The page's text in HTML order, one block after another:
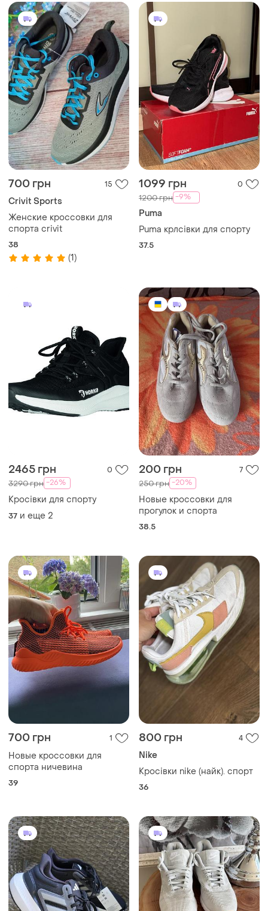
700 грн 15
Crivit Sports
Женские кроссовки для
спорта crivit
38
(1)
1099 грн 0
1200 грн -9%
Puma
Puma крлсівки для спорту
37.5
2465 грн 0
3290 грн -26%
Кросівки для спорту
37 и еще 2
200 грн 7
250 грн -20%
Новые кроссовки для
прогулок и спорта
38.5
700 грн 1
Новые кроссовки для
спорта ничевина
39
800 грн 4
Nike
Кросівки nike (найк). спорт
36